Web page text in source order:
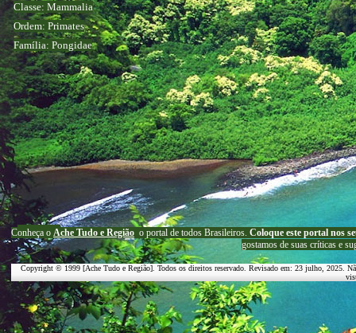
Classe: Mammalia
Ordem: Primates
Família: Pongidae
Conheça o Ache Tudo e Região o portal de todos Brasileiros. Coloque este portal nos
gostamos de suas críticas e
Copyright © 1999 [Ache Tudo e Região]. Todos os direitos reservado. Revisado em: 23 julho, 2025 .